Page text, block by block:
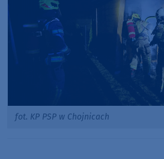
fot. KP PSP w Chojnicach